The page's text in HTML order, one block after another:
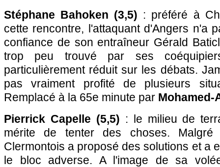
Stéphane Bahoken (3,5) : préféré à
cette rencontre, l'attaquant d'Angers n'a
confiance de son entraîneur Gérald
trop peu trouvé par ses
particulièrement réduit sur les débats.
pas vraiment profité de plusieurs
Remplacé à la 65e minute par Mohamed-
Pierrick Capelle (5,5) : le milieu de
mérite de tenter des choses. Malgré
Clermontois a proposé des solutions et a
le bloc adverse. A l'image de sa